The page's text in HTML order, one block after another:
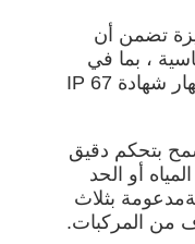
تضمن أن
، بما في
ذلك البيئات الرطبة والوحل ، مع إظهار شهادة IP 67
بتحكم دقيق
أو الحد
بثلاث
من المركبات.